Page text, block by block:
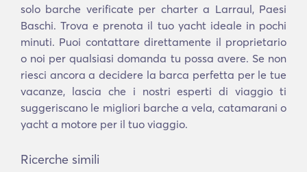
solo barche verificate per charter a Larraul, Paesi
Baschi. Trova e prenota il tuo yacht ideale in pochi
minuti. Puoi contattare direttamente il proprietario
o noi per qualsiasi domanda tu possa avere. Se non
riesci ancora a decidere la barca perfetta per le tue
vacanze, lascia che i nostri esperti di viaggio ti
suggeriscano le migliori barche a vela, catamarani o
yacht a motore per il tuo viaggio.
Ricerche simili